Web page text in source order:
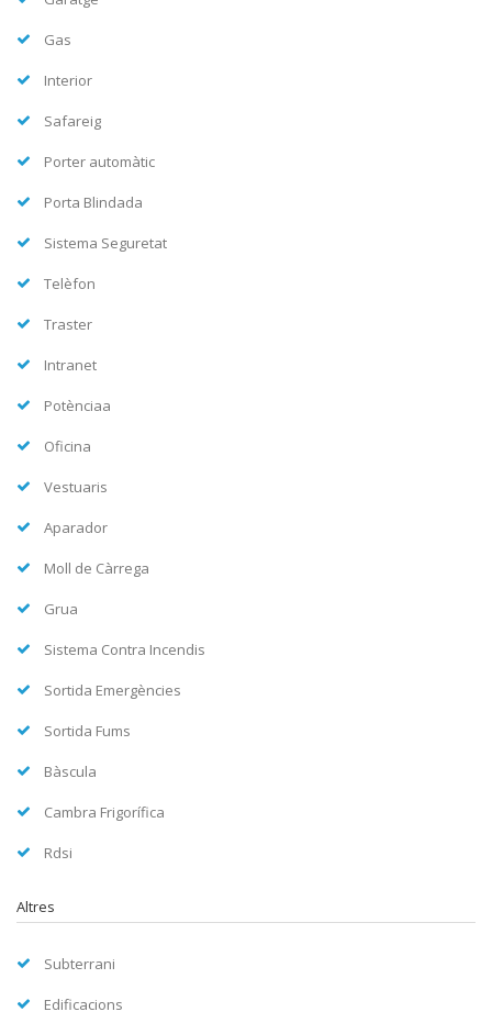
Gas
Interior
Safareig
Porter automàtic
Porta Blindada
Sistema Seguretat
Telèfon
Traster
Intranet
Potènciaa
Oficina
Vestuaris
Aparador
Moll de Càrrega
Grua
Sistema Contra Incendis
Sortida Emergències
Sortida Fums
Bàscula
Cambra Frigorífica
Rdsi
Altres
Subterrani
Edificacions